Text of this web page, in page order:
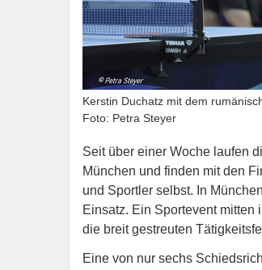
Kerstin Duchatz mit dem
Foto: Petra Steyer
Seit über einer Woche laufen
München und finden mit den
und Sportler selbst. In
Einsatz. Ein Sportevent mitten
die breit gestreuten
Eine von nur sechs